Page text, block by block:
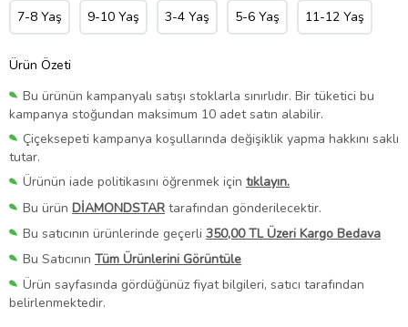
7-8 Yaş 9-10 Yaş 3-4 Yaş 5-6 Yaş 11-12 Yaş
Ürün Özeti
Bu ürünün kampanyalı satışı stoklarla sınırlıdır. Bir tüketici bu
kampanya stoğundan maksimum 10 adet satın alabilir.
Çiçeksepeti kampanya koşullarında değişiklik yapma hakkını saklı
tutar.
Ürünün iade politikasını öğrenmek için tıklayın.
Bu ürün DİAMONDSTAR tarafından gönderilecektir.
Bu satıcının ürünlerinde geçerli 350,00 TL Üzeri Kargo Bedava
Bu Satıcının Tüm Ürünlerini Görüntüle
Ürün sayfasında gördüğünüz fiyat bilgileri, satıcı tarafından
belirlenmektedir.